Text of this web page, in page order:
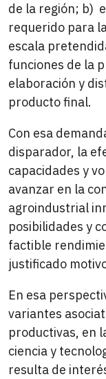
de la región; b)
requerido para
escala
funciones de la
elaboración y
producto final.
Con esa
disparador, la
capacidades y
avanzar en la
agroindustrial
posibilidades y
factible
justificado
En esa
variantes
productivas, en
ciencia y
resulta de